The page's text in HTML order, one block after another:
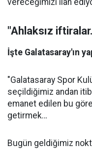
vereceğimizi ilan
"Ahlaksız
İşte Galatasaray'ın
"Galatasaray Spor
seçildiğimiz andan
emanet edilen bu
getirmek…
Bugün geldiğimiz